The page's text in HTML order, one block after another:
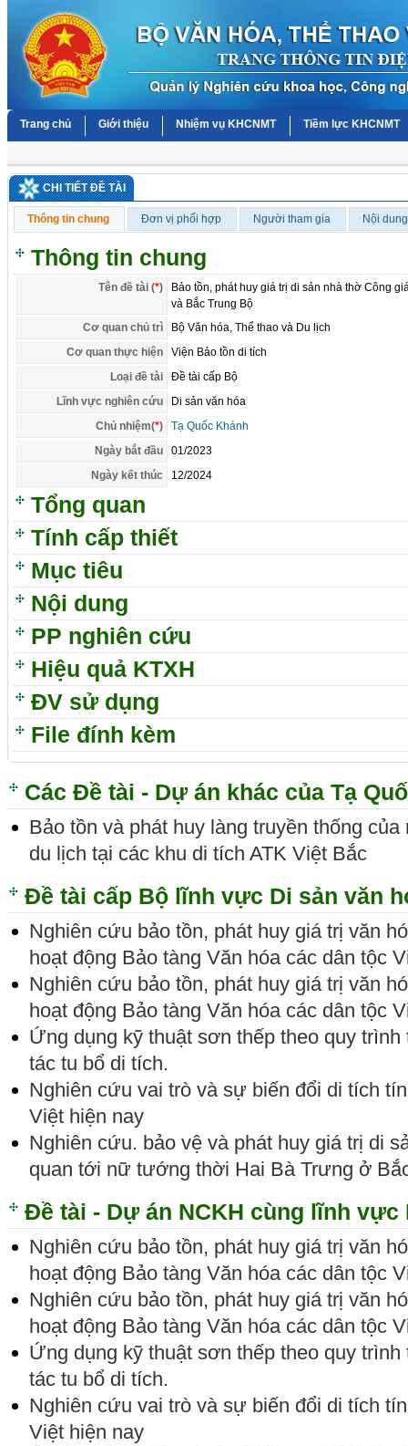
Trang chủ Giới thiệu Nhiệm vụ KHCNMT Tiềm lực KHCNMT
CHI TIẾT ĐỀ TÀI
Thông tin chung Đơn vị phối hợp Người tham gia Nội
Thông tin chung
Tên đề tài (*)
Bảo tồn, phát huy giá trị di sản nhà thờ Công
và Bắc Trung Bộ
Cơ quan chủ trì
Bộ Văn hóa, Thể thao và Du lịch
Cơ quan thực hiện
Viện Bảo tồn di tích
Loại đề tài
Đề tài cấp Bộ
Lĩnh vực nghiên cứu
Di sản văn hóa
Chủ nhiệm(*)
Tạ Quốc Khánh
Ngày bắt đầu
01/2023
Ngày kết thúc
12/2024
Tổng quan
Tính cấp thiết
Mục tiêu
Nội dung
PP nghiên cứu
Hiệu quả KTXH
ĐV sử dụng
File đính kèm
Các Đề tài - Dự án khác của Tạ
Bảo tồn và phát huy làng truyền thống
du lịch tại các khu di tích ATK Việt Bắc
Đề tài cấp Bộ lĩnh vực Di sản văn
Nghiên cứu bảo tồn, phát huy giá trị văn
hoạt động Bảo tàng Văn hóa các dân tộc
Nghiên cứu bảo tồn, phát huy giá trị văn
hoạt động Bảo tàng Văn hóa các dân tộc
Ứng dụng kỹ thuật sơn thếp theo quy
tác tu bổ di tích.
Nghiên cứu vai trò và sự biến đổi di tích
Việt hiện nay
Nghiên cứu. bảo vệ và phát huy giá trị di
quan tới nữ tướng thời Hai Bà Trưng ở
Đề tài - Dự án NCKH cùng lĩnh vực
Nghiên cứu bảo tồn, phát huy giá trị văn
hoạt động Bảo tàng Văn hóa các dân tộc
Nghiên cứu bảo tồn, phát huy giá trị văn
hoạt động Bảo tàng Văn hóa các dân tộc
Ứng dụng kỹ thuật sơn thếp theo quy
tác tu bổ di tích.
Nghiên cứu vai trò và sự biến đổi di tích
Việt hiện nay